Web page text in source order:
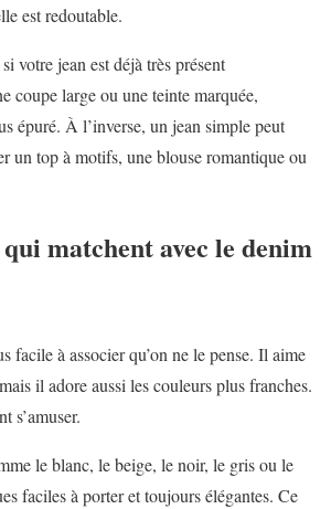
est redoutable.
votre jean est déjà très présent
coupe large ou une teinte marquée,
épuré. À l’inverse, un jean simple peut
un top à motifs, une blouse romantique ou
matchent avec le denim
facile à associer qu’on ne le pense. Il aime
il adore aussi les couleurs plus franches.
s’amuser.
le blanc, le beige, le noir, le gris ou le
faciles à porter et toujours élégantes. Ce